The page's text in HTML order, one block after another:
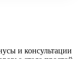
и консультации